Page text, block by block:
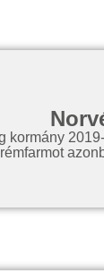
kormány